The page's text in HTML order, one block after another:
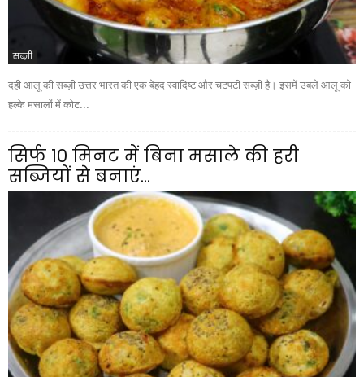
सब्ज़ी
दही आलू की सब्ज़ी उत्तर भारत की एक बेहद स्वादिष्ट और चटपटी सब्ज़ी है। इसमें उबले आलू को
हल्के मसालों में कोट...
सिर्फ 10 मिनट में बिना मसाले की हरी
सब्जियों से बनाएं...